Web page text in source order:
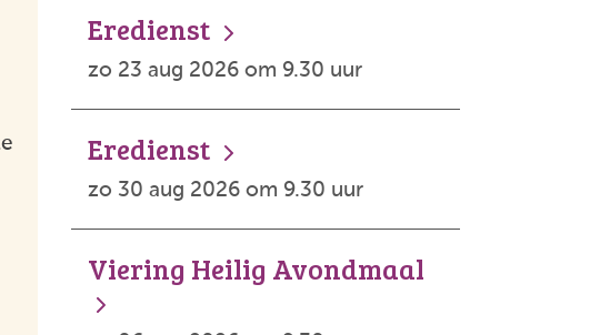
Eredienst
zo 23 aug 2026 om 9.30 uur
Eredienst
zo 30 aug 2026 om 9.30 uur
Viering Heilig Avondmaal